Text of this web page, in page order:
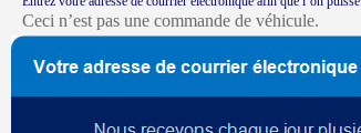
Ceci n’est pas une commande de véhicule.